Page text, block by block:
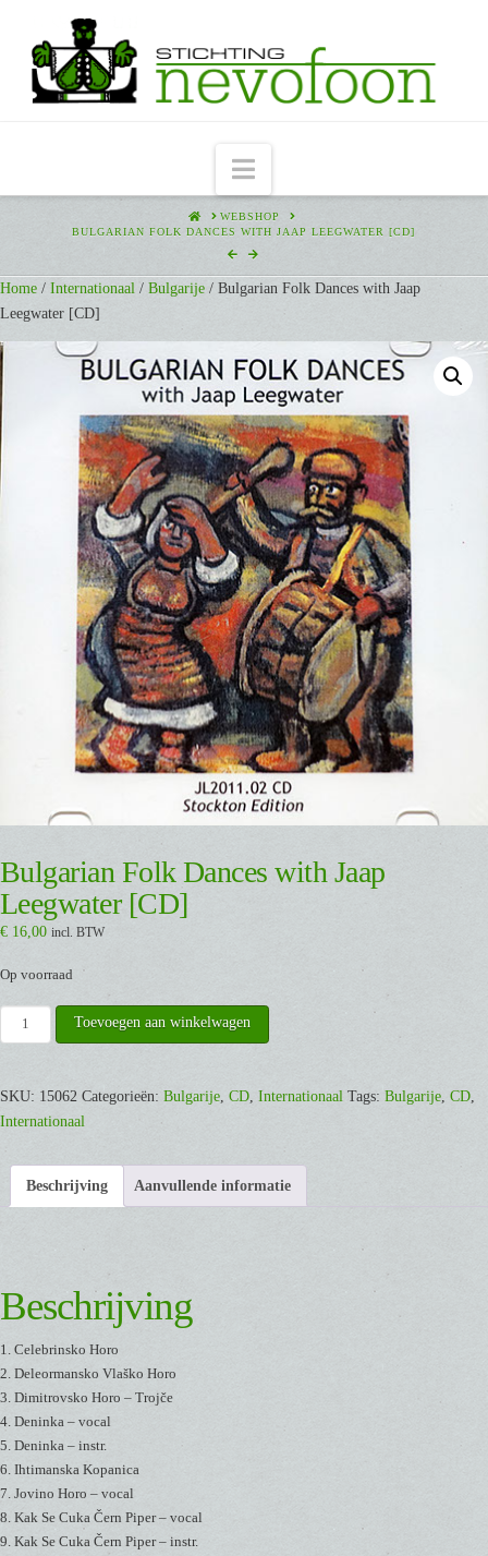
Navigation
HOMEWEBSHOP
BULGARIAN FOLK DANCES WITH JAAP LEEGWATER [CD]
Home / Internationaal / Bulgarije / Bulgarian Folk Dances with Jaap
Leegwater [CD]
Bulgarian Folk Dances with Jaap
Leegwater [CD]
€ 16,00 incl. BTW
Op voorraad
Bulgarian
Folk
with
Jaap
[CD]
aantal
Toevoegen aan winkelwagen
SKU: 15062 Categorieën: Bulgarije CD Internationaal Tags: Bulgarije CD
Internationaal
Beschrijving Aanvullende informatie
Beschrijving
1. Celebrinsko Horo
2. Deleormansko Vlaško Horo
3. Dimitrovsko Horo – Trojče
4. Deninka – vocal
5. Deninka – instr.
6. Ihtimanska Kopanica
7. Jovino Horo – vocal
8. Kak Se Cuka Čern Piper – vocal
9. Kak Se Cuka Čern Piper – instr.